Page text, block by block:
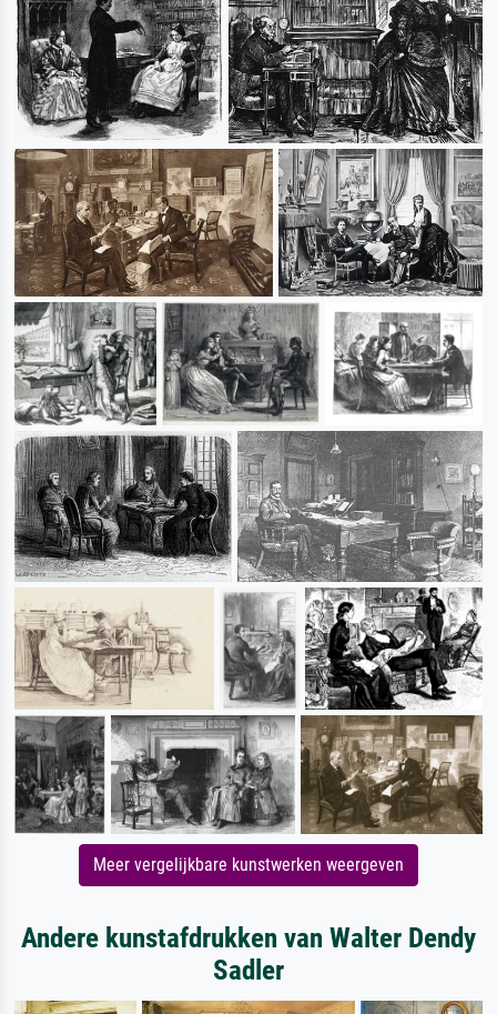
Meer vergelijkbare kunstwerken weergeven
Andere kunstafdrukken van Walter Dendy
Sadler